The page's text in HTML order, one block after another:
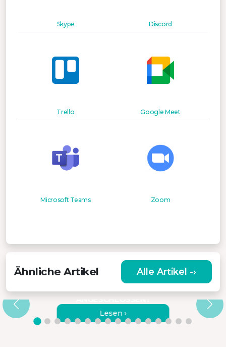
Skype Discord
Trello Google Meet
Microsoft Teams Zoom
Ähnliche Artikel Alle Artikel -›
DER PORTABLE MONITOR VON
MISURA – WIE WIRD ER
ANGESCHLOSSEN?
Lesen ›